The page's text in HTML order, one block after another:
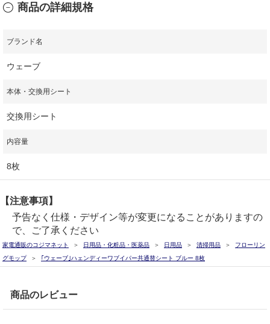
商品の詳細規格
ブランド名
ウェーブ
本体・交換用シート
交換用シート
内容量
8枚
【注意事項】
予告なく仕様・デザイン等が変更になることがありますの
で、ご了承ください
家電通販のコジマネット 日用品・化粧品・医薬品 日用品 清掃用品
フローリン
グモップ
｢ウェーブ｣ハェンディーワブイパー共通替シート ブルー 8枚
商品のレビュー